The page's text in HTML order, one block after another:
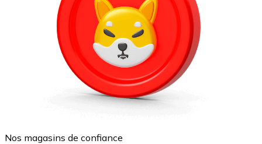
Nos magasins de confiance